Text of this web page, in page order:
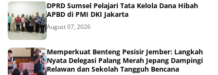
DPRD Sumsel Pelajari Tata Kelola Dana Hibah
APBD di PMI DKI Jakarta
August 07, 2026
Memperkuat Benteng Pesisir Jember: Langkah
Nyata Delegasi Palang Merah Jepang Dampingi
Relawan dan Sekolah Tangguh Bencana